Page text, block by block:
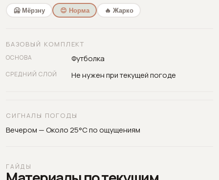
🥶 Мёрзну 😊 Норма 🔥 Жарко
БАЗОВЫЙ КОМПЛЕКТ
ОСНОВА Футболка
СРЕДНИЙ СЛОЙ Не нужен при текущей погоде
СИГНАЛЫ ПОГОДЫ
Вечером — Около 25°C по ощущениям
ГАЙДЫ